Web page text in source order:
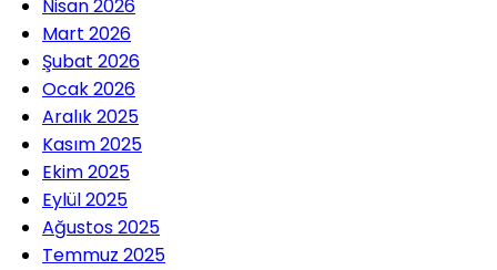
Nisan 2026
Mart 2026
Şubat 2026
Ocak 2026
Aralık 2025
Kasım 2025
Ekim 2025
Eylül 2025
Ağustos 2025
Temmuz 2025